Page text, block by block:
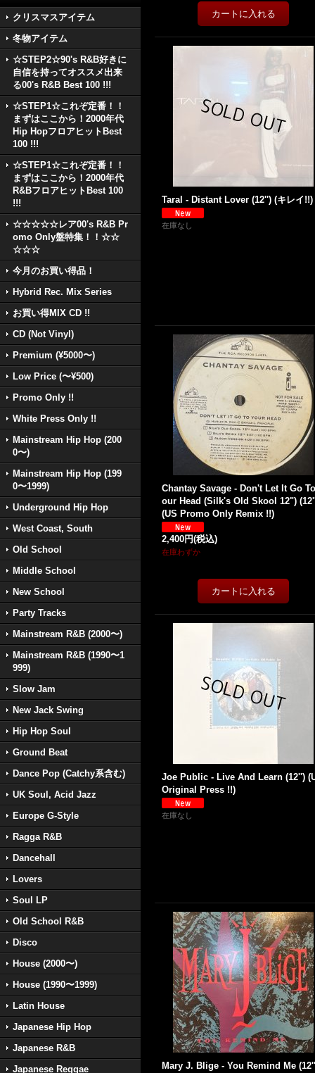
クリスマスアイテム
冬物アイテム
☆STEP2☆90's R&B好きに
自信を持ってオススメ出来
る00's R&B Best 100 !!!
☆STEP1☆これぞ定番！！
まずはここから！2000年代
Hip HopフロアヒットBest
100 !!!
☆STEP1☆これぞ定番！！
まずはここから！2000年代
R&BフロアヒットBest 100
!!!
☆☆☆☆☆レア00's R&B Pr
omo Only盤特集！！☆☆
☆☆☆
今月のお買い得品！
Hybrid Rec. Mix Series
お買い得MIX CD !!
CD (Not Vinyl)
Premium (¥5000〜)
Low Price (〜¥500)
Promo Only !!
White Press Only !!
Mainstream Hip Hop (200
0〜)
Mainstream Hip Hop (199
0〜1999)
Underground Hip Hop
West Coast, South
Old School
Middle School
New School
Party Tracks
Mainstream R&B (2000〜)
Mainstream R&B (1990〜1
999)
Slow Jam
New Jack Swing
Hip Hop Soul
Ground Beat
Dance Pop (Catchy系含む)
UK Soul, Acid Jazz
Europe G-Style
Ragga R&B
Dancehall
Lovers
Soul LP
Old School R&B
Disco
House (2000〜)
House (1990〜1999)
Latin House
Japanese Hip Hop
Japanese R&B
Japanese Reggae
Taral - Distant Lover (12'') (キレイ!!)
在庫なし
Chantay Savage - Don't Let It Go
our Head (Silk's Old Skool 12")
(US Promo Only Remix !!)
2,400円(税込)
在庫わずか
Joe Public - Live And Learn (12'')
Original Press !!)
在庫なし
Mary J. Blige - You Remind Me